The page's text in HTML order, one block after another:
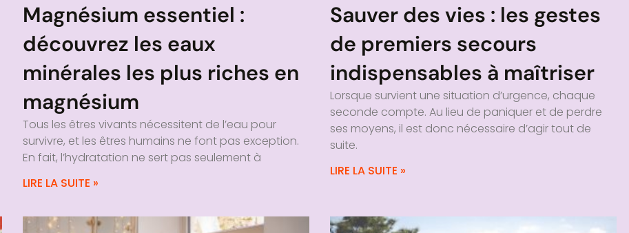
Magnésium essentiel :
découvrez les eaux
minérales les plus riches en
magnésium
Tous les êtres vivants nécessitent de l’eau pour
survivre, et les êtres humains ne font pas exception.
En fait, l’hydratation ne sert pas seulement à
LIRE LA SUITE »
Sauver des vies : les gestes
de premiers secours
indispensables à maîtriser
Lorsque survient une situation d’urgence, chaque
seconde compte. Au lieu de paniquer et de perdre
ses moyens, il est donc nécessaire d’agir tout de
suite.
LIRE LA SUITE »